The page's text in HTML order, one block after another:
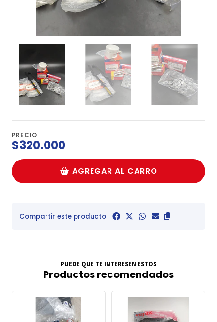
PRECIO
$320.000
AGREGAR AL CARRO
Compartir este producto
PUEDE QUE TE INTERESEN ESTOS
Productos recomendados